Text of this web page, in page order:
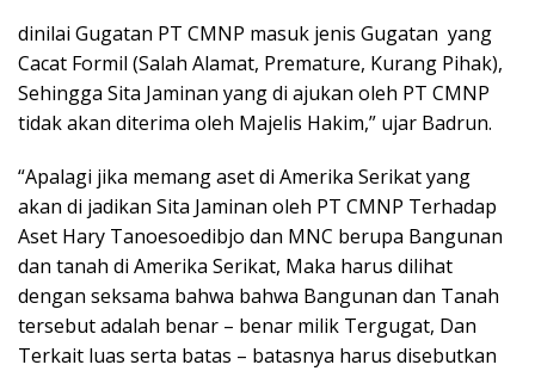
dinilai Gugatan PT CMNP masuk jenis Gugatan yang
Cacat Formil (Salah Alamat, Premature, Kurang Pihak),
Sehingga Sita Jaminan yang di ajukan oleh PT CMNP
tidak akan diterima oleh Majelis Hakim,” ujar Badrun.
“Apalagi jika memang aset di Amerika Serikat yang
akan di jadikan Sita Jaminan oleh PT CMNP Terhadap
Aset Hary Tanoesoedibjo dan MNC berupa Bangunan
dan tanah di Amerika Serikat, Maka harus dilihat
dengan seksama bahwa bahwa Bangunan dan Tanah
tersebut adalah benar – benar milik Tergugat, Dan
Terkait luas serta batas – batasnya harus disebutkan